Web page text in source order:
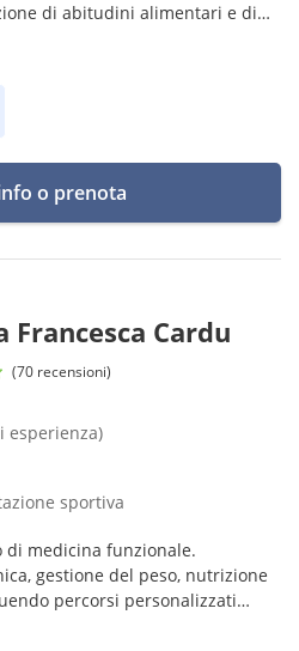
di abitudini alimentari e di
o prenota
Francesca Cardu
(70 recensioni)
esperienza)
sportiva
di medicina funzionale.
gestione del peso, nutrizione
percorsi personalizzati